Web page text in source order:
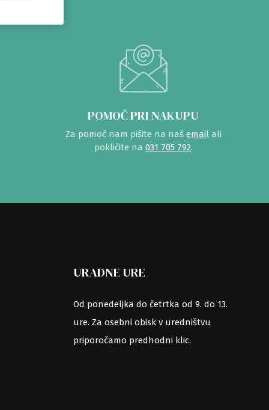
POMOČ PRI NAKUPU
Za pomoč nam pišite na naš email ali
pokličite na 031 705 792.
URADNE URE
Od ponedeljka do četrtka od 9. do 13.
ure. Za osebni obisk v uredništvu
priporočamo predhodni klic.